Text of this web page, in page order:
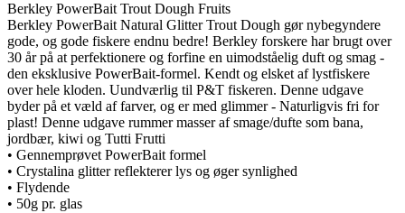
Berkley PowerBait Trout Dough Fruits
Berkley PowerBait Natural Glitter Trout Dough gør nybegyndere
gode, og gode fiskere endnu bedre! Berkley forskere har brugt over
30 år på at perfektionere og forfine en uimodståelig duft og smag -
den eksklusive PowerBait-formel. Kendt og elsket af lystfiskere
over hele kloden. Uundværlig til P&T fiskeren. Denne udgave
byder på et væld af farver, og er med glimmer - Naturligvis fri for
plast! Denne udgave rummer masser af smage/dufte som bana,
jordbær, kiwi og Tutti Frutti
• Gennemprøvet PowerBait formel
• Crystalina glitter reflekterer lys og øger synlighed
• Flydende
• 50g pr. glas